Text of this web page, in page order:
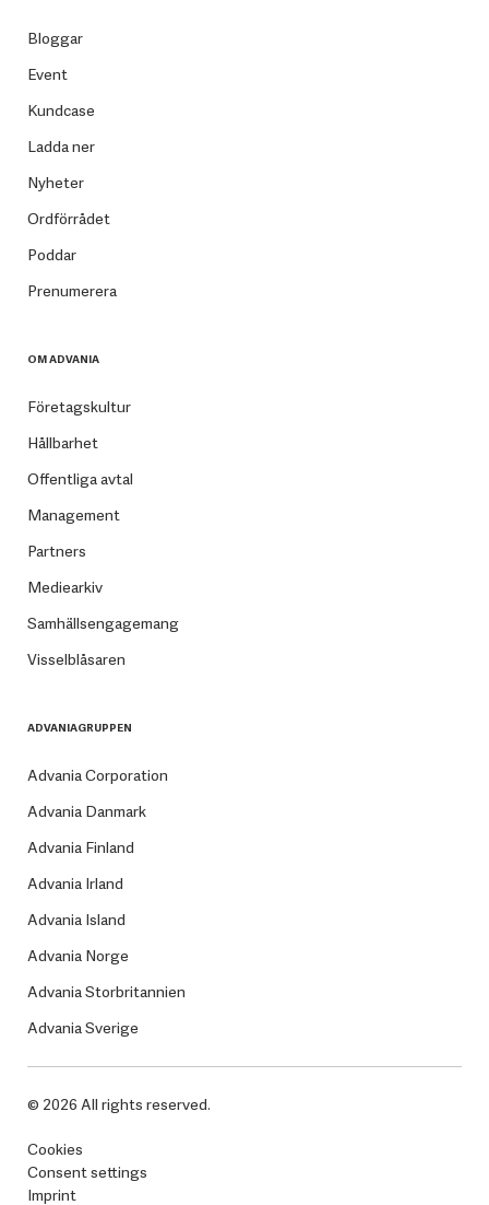
Bloggar
Event
Kundcase
Ladda ner
Nyheter
Ordförrådet
Poddar
Prenumerera
OM ADVANIA
Företagskultur
Hållbarhet
Offentliga avtal
Management
Partners
Mediearkiv
Samhällsengagemang
Visselblåsaren
ADVANIAGRUPPEN
Advania Corporation
Advania Danmark
Advania Finland
Advania Irland
Advania Island
Advania Norge
Advania Storbritannien
Advania Sverige
© 2026 All rights reserved.
Cookies
Consent settings
Imprint